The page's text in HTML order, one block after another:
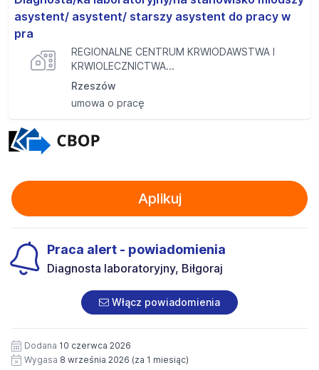
asystent/ asystent/ starszy asystent do pracy w
pra
REGIONALNE CENTRUM KRWIODAWSTWA I
KRWIOLECZNICTWA...
Rzeszów
umowa o pracę
Aplikuj
Praca alert - powiadomienia
Diagnosta laboratoryjny, Biłgoraj
Włącz powiadomienia
Dodana 10 czerwca 2026
Wygasa 8 września 2026 (za 1 miesiąc)